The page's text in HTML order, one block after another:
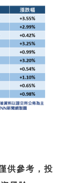
供參考，投